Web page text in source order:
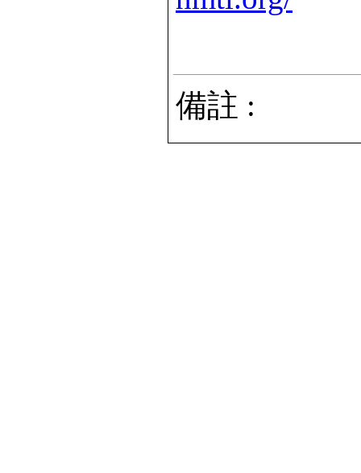
備註 :